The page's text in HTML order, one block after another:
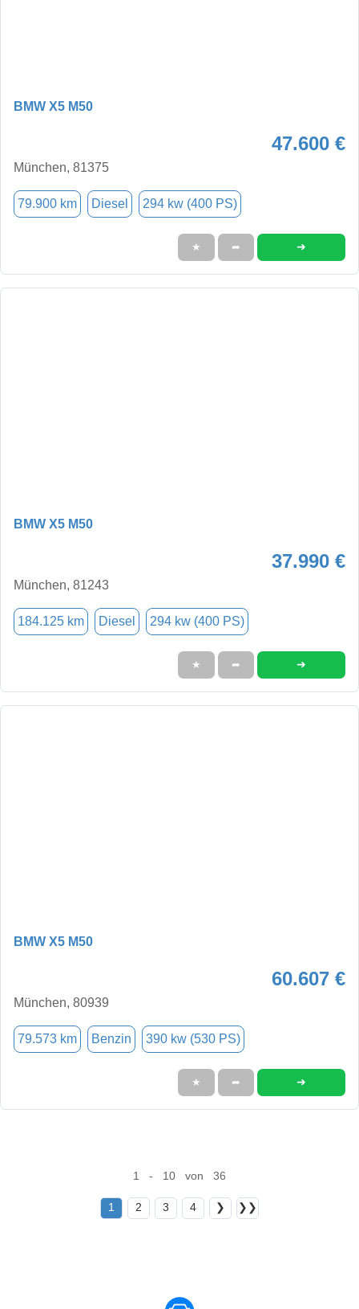
BMW X5 M50
47.600 €
München, 81375
79.900 km Diesel 294 kw (400 PS)
★ ➦ ➜
BMW X5 M50
37.990 €
München, 81243
184.125 km Diesel 294 kw (400 PS)
★ ➦ ➜
BMW X5 M50
60.607 €
München, 80939
79.573 km Benzin 390 kw (530 PS)
★ ➦ ➜
1 - 10 von 36
1 2 3 4 ❯ ❯❯